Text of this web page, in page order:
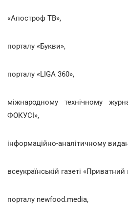
«Апостроф ТВ»,
порталу «Букви»,
порталу «LIGA 360»,
міжнародному технічному
ФОКУСІ»,
інформаційно-аналітичному
всеукраїнській газеті
порталу newfood.media,